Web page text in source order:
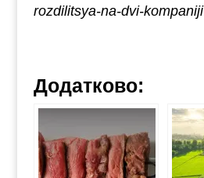
rozdilitsya-na-dvi-kompaniji
Додатково: